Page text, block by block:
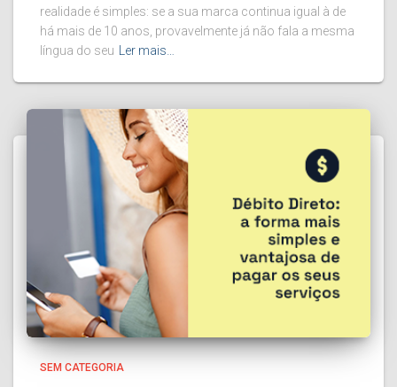
realidade é simples: se a sua marca continua igual à de
há mais de 10 anos, provavelmente já não fala a mesma
língua do seu Ler mais…
SEM CATEGORIA